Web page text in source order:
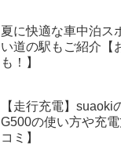
夏に快適な車中泊ス
い道の駅もご紹介【
も！】
【走行充電】suaoki
G500の使い方や充
コミ】